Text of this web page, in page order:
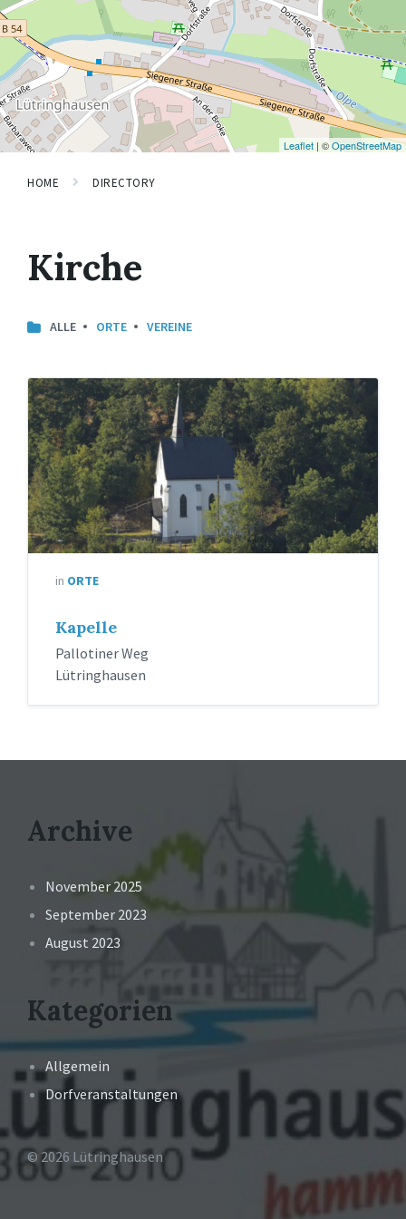
Leaflet | ©OpenStreetMap
HOME DIRECTORY
Kirche
ALLE ORTE VEREINE
in ORTE
Kapelle
Pallotiner Weg
Lütringhausen
Archive
November 2025
September 2023
August 2023
Kategorien
Allgemein
Dorfveranstaltungen
© 2026 Lütringhausen